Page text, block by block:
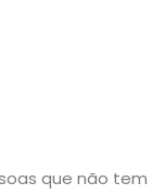
que não tem